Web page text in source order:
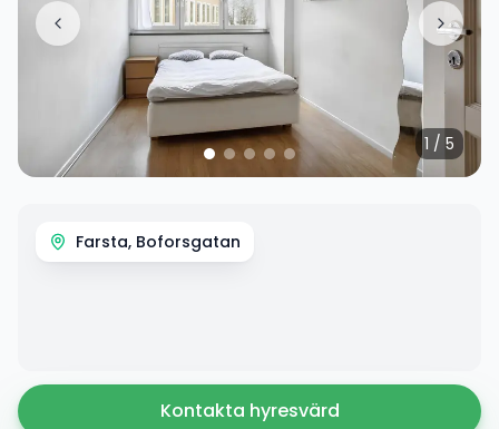
1 / 5
Farsta, Boforsgatan
Kontakta hyresvärd